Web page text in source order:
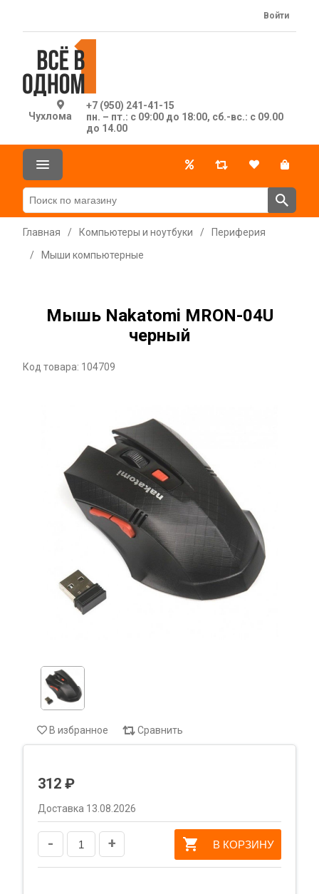
Чухлома
+7 (950) 241-41-15
пн. – пт.: с 09:00 до 18:00, сб.-вс.: с 09.00
до 14.00
Войти
Главная / Компьютеры и ноутбуки /
Периферия
/
Мыши компьютерные
Мышь Nakatomi MRON-04U
черный
Код товара: 104709
В избранное Сравнить
312 ₽
Доставка 13.08.2026
- + В КОРЗИНУ